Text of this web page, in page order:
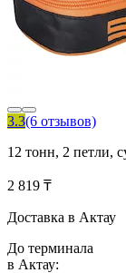
3.3(6 отзывов)
12 тонн, 2 петли,
2 819 ₸
Доставка в Актау
До терминала
в Актау: